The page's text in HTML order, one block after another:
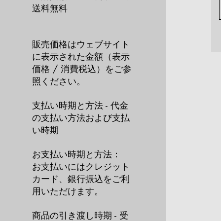
送料無料
販売価格はウェブサイト
に表示された金額（表示
価格 / 消費税込）をご参
照ください。
支払い時期と方法 - 代金
の支払い方法および支払
い時期
お支払い時期と方法：
お支払いにはクレジット
カード、銀行振込をご利
用いただけます。
商品の引き渡し時期 - 受